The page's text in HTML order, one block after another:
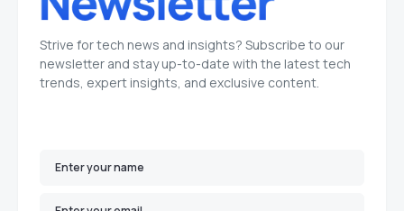
Strive for tech news and insights? Subscribe to our
newsletter and stay up-to-date with the latest tech
trends, expert insights, and exclusive content.